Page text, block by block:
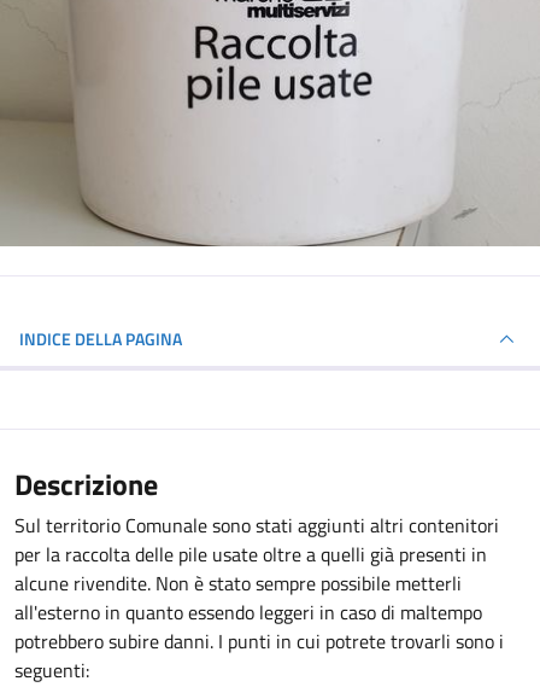
INDICE DELLA PAGINA
Descrizione
Sul territorio Comunale sono stati aggiunti altri contenitori
per la raccolta delle pile usate oltre a quelli già presenti in
alcune rivendite. Non è stato sempre possibile metterli
all'esterno in quanto essendo leggeri in caso di maltempo
potrebbero subire danni. I punti in cui potrete trovarli sono i
seguenti: